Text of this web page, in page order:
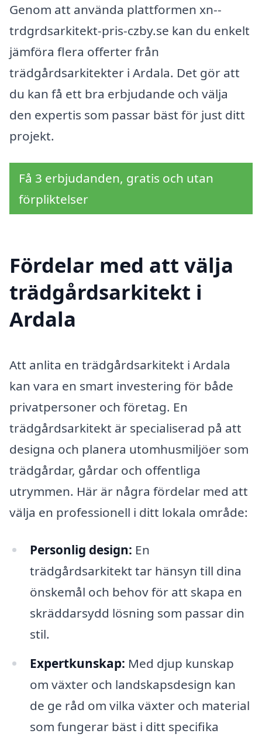
Genom att använda plattformen xn--
trdgrdsarkitekt-pris-czby.se kan du enkelt
jämföra flera offerter från
trädgårdsarkitekter i Ardala. Det gör att
du kan få ett bra erbjudande och välja
den expertis som passar bäst för just ditt
projekt.
Få 3 erbjudanden, gratis och utan
förpliktelser
Fördelar med att välja
trädgårdsarkitekt i
Ardala
Att anlita en trädgårdsarkitekt i Ardala
kan vara en smart investering för både
privatpersoner och företag. En
trädgårdsarkitekt är specialiserad på att
designa och planera utomhusmiljöer som
trädgårdar, gårdar och offentliga
utrymmen. Här är några fördelar med att
välja en professionell i ditt lokala område:
Personlig design: En
trädgårdsarkitekt tar hänsyn till dina
önskemål och behov för att skapa en
skräddarsydd lösning som passar din
stil.
Expertkunskap: Med djup kunskap
om växter och landskapsdesign kan
de ge råd om vilka växter och material
som fungerar bäst i ditt specifika